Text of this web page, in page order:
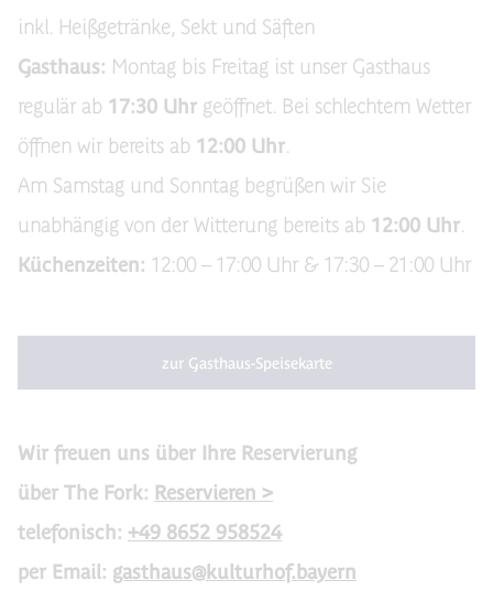
inkl. Heißgetränke, Sekt und Säften
Gasthaus: Montag bis Freitag ist unser Gasthaus
regulär ab 17:30 Uhr geöffnet. Bei schlechtem Wetter
öffnen wir bereits ab 12:00 Uhr.
Am Samstag und Sonntag begrüßen wir Sie
unabhängig von der Witterung bereits ab 12:00 Uhr.
Küchenzeiten: 12:00 – 17:00 Uhr & 17:30 – 21:00 Uhr
zur Gasthaus-Speisekarte
Wir freuen uns über Ihre Reservierung
über The Fork: Reservieren >
telefonisch: +49 8652 958524
per Email: gasthaus@kulturhof.bayern